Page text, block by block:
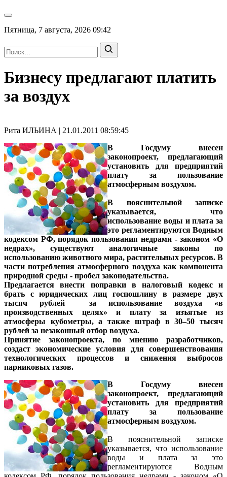
Пятница, 7 августа, 2026 09:42
Бизнесу предлагают платить
за воздух
Рита ИЛЬИНА | 21.01.2011 08:59:45
В Госдуму внесен
законопроект, предлагающий
установить для предприятий
плату за пользование
атмосферным воздухом.
В пояснительной записке
указывается, что
использование воды и плата за
это регламентируются Водным
кодексом РФ, порядок пользования недрами - законом «О
недрах», существуют аналогичные законы по
использованию животного мира, растительных ресурсов. В
части потребления атмосферного воздуха как компонента
природной среды - пробел законодательства.
Предлагается внести поправки в налоговый кодекс и
брать с юридических лиц госпошлину в размере двух
тысяч рублей за использование воздуха «в
производственных целях» и плату за изъятые из
атмосферы кубометры, а также штраф в 30–50 тысяч
рублей за незаконный отбор воздуха.
Принятие законопроекта, по мнению разработчиков,
создаст экономические условия для совершенствования
технологических процессов и снижения выбросов
парниковых газов.
В Госдуму внесен
законопроект, предлагающий
установить для предприятий
плату за пользование
атмосферным воздухом.
В пояснительной записке
указывается, что использование
воды и плата за это
регламентируются Водным